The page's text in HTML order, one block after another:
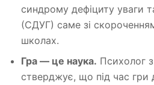
синдрому дефіциту уваги
(СДУГ) саме зі
школах.
Гра — це наука. Психолог з
стверджує, що під час гри